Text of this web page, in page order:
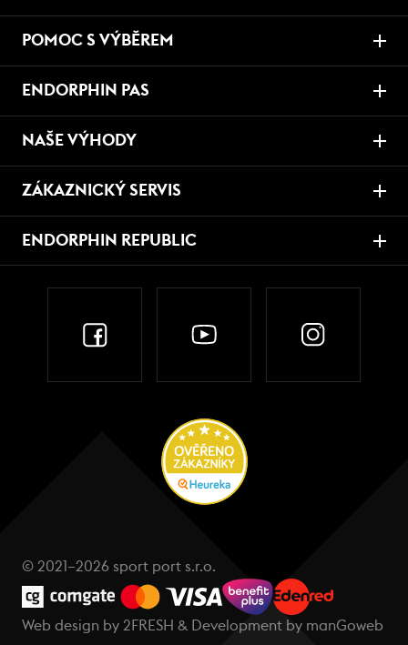
POMOC S VÝBĚREM
ENDORPHIN PAS
NAŠE VÝHODY
ZÁKAZNICKÝ SERVIS
ENDORPHIN REPUBLIC
© 2021–2026 sport port s.r.o.
Web design by 2FRESH & Development by manGoweb